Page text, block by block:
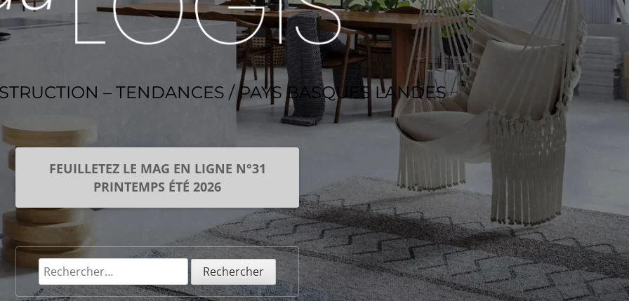
– TENDANCES / PAYS BASQUES LANDES
FEUILLETEZ LE MAG EN LIGNE N°31
PRINTEMPS ÉTÉ 2026
Rechercher :